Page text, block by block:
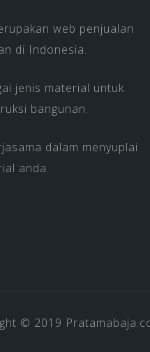
web penjualan
di Indonesia.
jenis material untuk
bangunan.
dalam menyuplai
anda.
© 2019